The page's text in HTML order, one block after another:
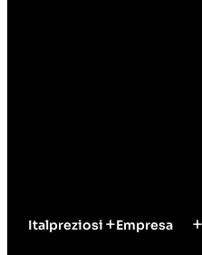
Italpreziosi Empresa